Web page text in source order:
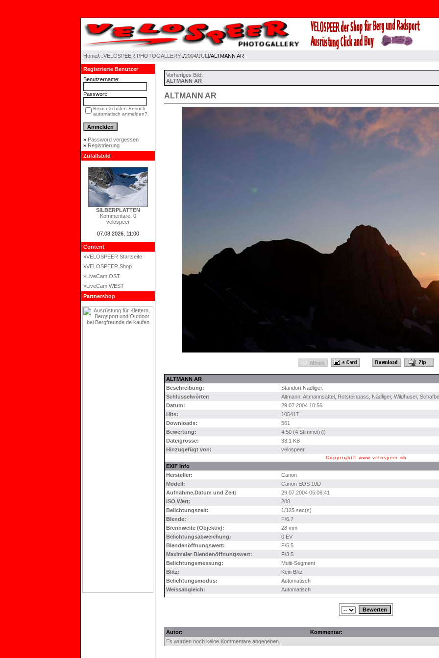
Home/ .::VELOSPEER PHOTOGALLERY::/2004/JULI/ALTMANN AR
Registrierte Benutzer
Benutzername:
Passwort:
Beim nächsten Besuch
automatisch anmelden?
» Password vergessen
» Registrierung
Zufallsbild
SILBERPLATTEN
Kommentare: 0
velospeer
07.08.2026, 11:00
Content
»VELOSPEER Startseite
»VELOSPEER Shop
»LiveCam OST
»LiveCam WEST
Partnershop
Vorheriges Bild:
ALTMANN AR
ALTMANN AR
ALTMANN AR
Beschreibung:
Standort Nädliger.
Schlüsselwörter:
Altmann Altmannsattel Rotsteinpass Nädliger, Wildhuser,
Datum:
29.07.2004 10:56
Hits:
105417
Downloads:
561
Bewertung:
4.50 (4 Stimme(n))
Dateigrösse:
33.1 KB
Hinzugefügt von:
velospeer
Copyright© www.velospeer.ch
EXIF Info
Hersteller:
Canon
Modell:
Canon EOS 10D
Aufnahme,Datum und Zeit:
29.07.2004 05:06:41
ISO Wert:
200
Belichtungszeit:
1/125 sec(s)
Blende:
F/6.7
Brennweite (Objektiv):
28 mm
Belichtungsabweichung:
0 EV
Blendenöffnungswert:
F/5.5
Maximaler Blendenöffnungswert:
F/3.5
Belichtungsmessung:
Multi-Segment
Blitz:
Kein Blitz
Belichtungsmodus:
Automatisch
Weissabgleich:
Automatisch
Autor:
Kommentar:
Es wurden noch keine Kommentare abgegeben.